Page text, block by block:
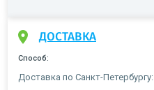
ДОСТАВКА
Способ:
Доставка по Санкт-Петербургу: